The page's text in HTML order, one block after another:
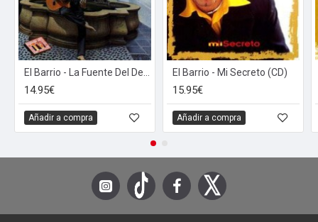
14.95€
Añadir a compra
El Barrio - Mi Secreto (CD)
15.95€
Añadir a compra